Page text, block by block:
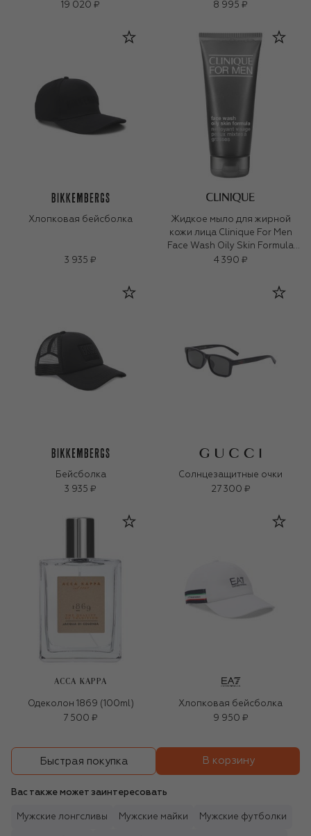
19 020 ₽
8 995 ₽
Хлопковая бейсболка
3 935 ₽
Жидкое мыло для жирной
кожи лица Clinique For Men
Face Wash Oily Skin Formula
(200ml)
4 390 ₽
Бейсболка
3 935 ₽
Солнцезащитные очки
27 300 ₽
ACCA KAPPA
Одеколон 1869 (100ml)
7 500 ₽
Хлопковая бейсболка
9 950 ₽
Быстрая покупка В корзину
Вас также может заинтересовать
Мужские лонгсливы Мужские майки Мужские футболки